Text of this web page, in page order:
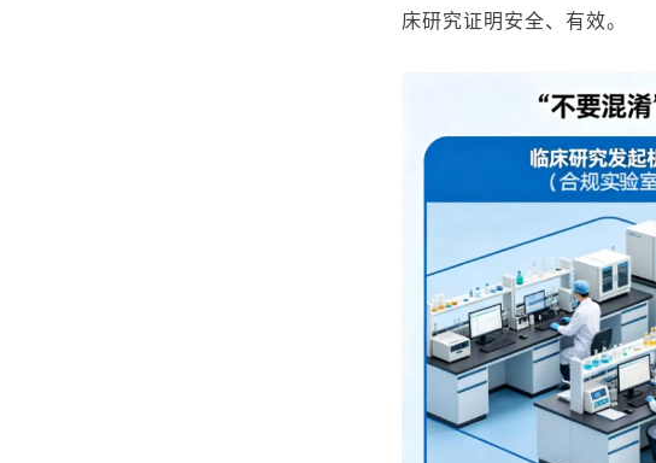
床研究证明安全、有效。